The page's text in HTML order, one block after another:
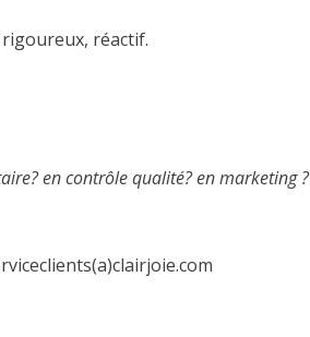
réactif.
en contrôle qualité? en marketing ?